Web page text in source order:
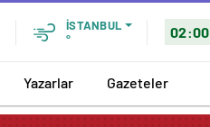
İSTANBUL
°
02:00
Yazarlar Gazeteler